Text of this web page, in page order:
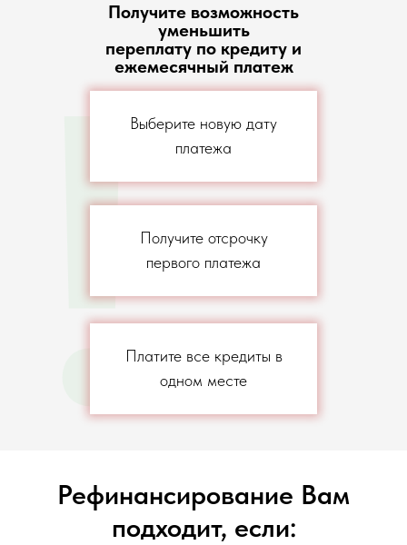
!
Получите возможность
уменьшить
переплату по кредиту и
ежемесячный платеж
Платите все кредиты в
одном месте
Выберите новую дату
платежа
Получите отсрочку
первого платежа
Рефинансирование Вам
подходит, если: